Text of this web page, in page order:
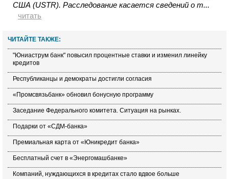
США (USTR). Расследование касается сведений о т...
читать
ЧИТАЙТЕ ТАКЖЕ:
"Юниаструм банк" повысил процентные ставки и изменил линейку
кредитов
Республиканцы и демократы достигли согласия
«Промсвязьбанк» обновил бонусную программу
Заседание Федерального комитета. Ситуация на рынках.
Подарки от «СДМ-банка»
Премиальная карта от «Юникредит банка»
Бесплатный счет в «Энергомашбанке»
Компаний, нуждающихся в кредитах стало вдвое больше